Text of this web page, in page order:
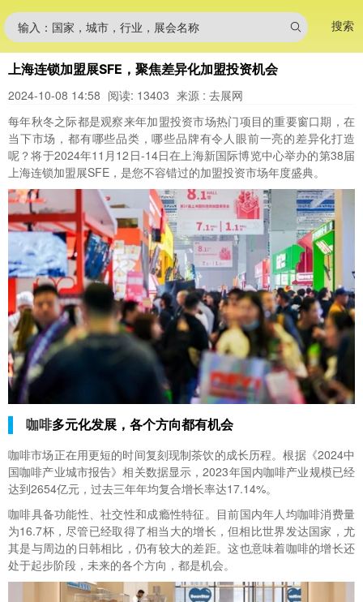
输入：国家，城市，行业，展会名称 搜索
上海连锁加盟展SFE，聚焦差异化加盟投资机会
2024-10-08 14:58 阅读: 13403 来源 : 去展网
每年秋冬之际都是观察来年加盟投资市场热门项目的重要窗口期，在
当下市场，都有哪些品类，哪些品牌有令人眼前一亮的差异化打造
呢？将于2024年11月12日-14日在上海新国际博览中心举办的第38届
上海连锁加盟展SFE，是您不容错过的加盟投资市场年度盛典。
咖啡多元化发展，各个方向都有机会
咖啡市场正在用更短的时间复刻现制茶饮的成长历程。根据《2024中
国咖啡产业城市报告》相关数据显示，2023年国内咖啡产业规模已经
达到2654亿元，过去三年年均复合增长率达17.14%。
咖啡具备功能性、社交性和成瘾性特征。目前国内年人均咖啡消费量
为16.7杯，尽管已经取得了相当大的增长，但相比世界发达国家，尤
其是与周边的日韩相比，仍有较大的差距。这也意味着咖啡的增长还
处于起步阶段，未来的各个方向，都是机会。